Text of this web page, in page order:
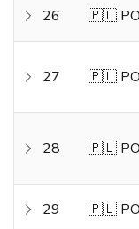
26 🇵🇱
27 🇵🇱
28 🇵🇱
29 🇵🇱